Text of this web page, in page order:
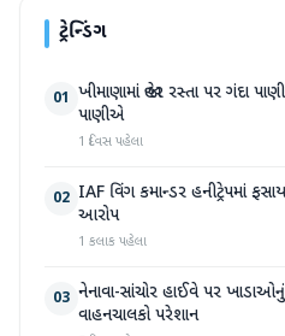
ટ્રેન્ડિંગ
01 ખીમાણામાં જાહેર રસ્તા પર ગંદા
પાણીએ
1 દિવસ પહેલા
02 IAF વિંગ કમાન્ડર હનીટ્રેપમાં
આરોપ
1 કલાક પહેલા
03 નેનાવા-સાંચોર હાઈવે પર ખાડાઓનું
વાહનચાલકો પરેશાન